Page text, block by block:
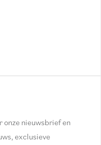
onze nieuwsbrief en
exclusieve